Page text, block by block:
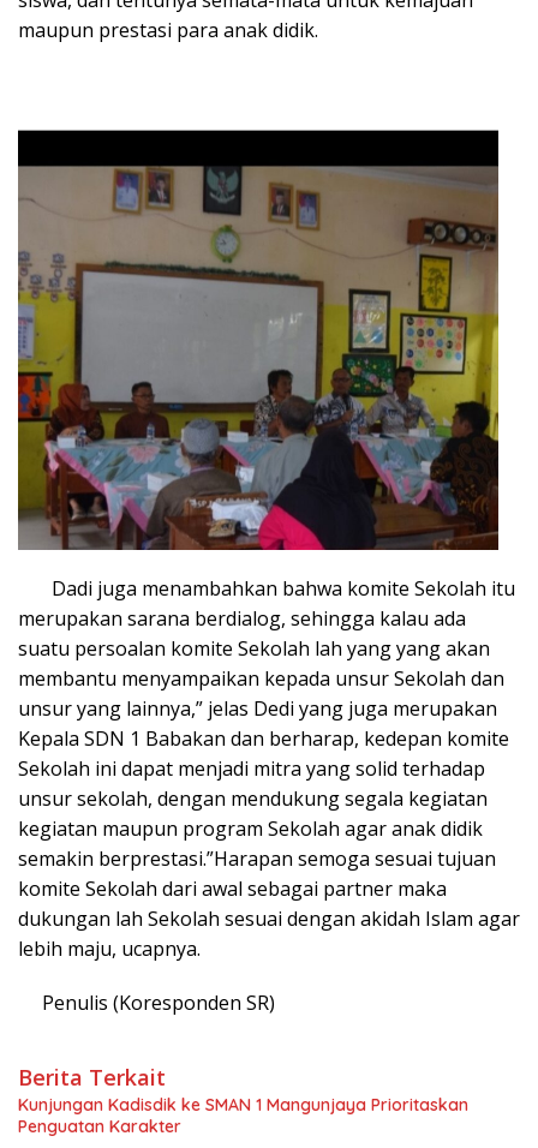
maupun prestasi para anak didik.
Dadi juga menambahkan bahwa komite Sekolah itu
merupakan sarana berdialog, sehingga kalau ada
suatu persoalan komite Sekolah lah yang yang akan
membantu menyampaikan kepada unsur Sekolah dan
unsur yang lainnya,” jelas Dedi yang juga merupakan
Kepala SDN 1 Babakan dan berharap, kedepan komite
Sekolah ini dapat menjadi mitra yang solid terhadap
unsur sekolah, dengan mendukung segala kegiatan
kegiatan maupun program Sekolah agar anak didik
semakin berprestasi.”Harapan semoga sesuai tujuan
komite Sekolah dari awal sebagai partner maka
dukungan lah Sekolah sesuai dengan akidah Islam agar
lebih maju, ucapnya.
Penulis (Koresponden SR)
Berita Terkait
Kunjungan Kadisdik ke SMAN 1 Mangunjaya Prioritaskan
Penguatan Karakter